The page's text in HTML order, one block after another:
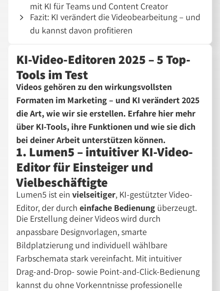
mit KI für Teams und Content Creator
Fazit: KI verändert die Videobearbeitung – und
du kannst davon profitieren
KI-Video-Editoren 2025 – 5 Top-
Tools im Test
Videos gehören zu den wirkungsvollsten
Formaten im Marketing – und KI verändert 2025
die Art, wie wir sie erstellen. Erfahre hier mehr
über KI-Tools, ihre Funktionen und wie sie dich
bei deiner Arbeit unterstützen können.
1. Lumen5 – intuitiver KI-Video-
Editor für Einsteiger und
Vielbeschäftigte
Lumen5 ist einvielseitiger, KI-gestützter Video-
Editor, der durcheinfache Bedienung überzeugt.
Die Erstellung deiner Videos wird durch
anpassbare Designvorlagen, smarte
Bildplatzierung und individuell wählbare
Farbschemata stark vereinfacht. Mit intuitiver
Drag-and-Drop- sowie Point-and-Click-Bedienung
kannst du ohne Vorkenntnisse professionelle